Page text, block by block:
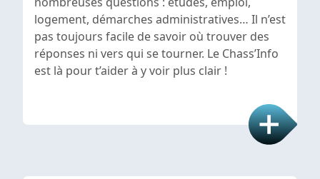
logement, démarches administratives… Il n’est
pas toujours facile de savoir où trouver des
réponses ni vers qui se tourner. Le Chass’Info
est là pour t’aider à y voir plus clair !